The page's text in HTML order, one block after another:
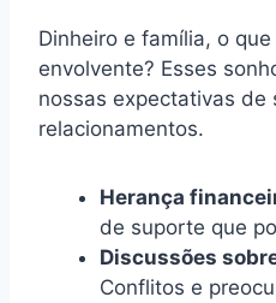
Dinheiro e família, o
envolvente? Esses
nossas expectativas de
relacionamentos.
Herança
de suporte que
Discussões
Conflitos e